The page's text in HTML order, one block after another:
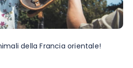
della Francia orientale!